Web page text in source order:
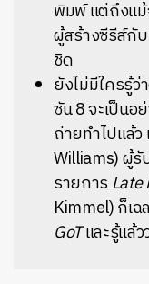
พิมพ์ แต่ถึงแม้
ผู้สร้างซีรีส์กั
ชิด
ยังไม่มีใครรู้
ซัน 8 จะเป็น
ถ่ายทำไปแล้ว
Williams) ผู้รั
รายการ Late
Kimmel) ก็เ
GoTและรู้แล้